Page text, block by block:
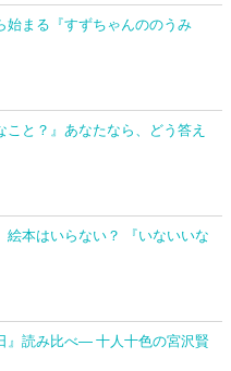
始まる『すずちゃんののうみ
こと？』あなたなら、どう答え
絵本はいらない？ 『いないいな
』読み比べ― 十人十色の宮沢賢